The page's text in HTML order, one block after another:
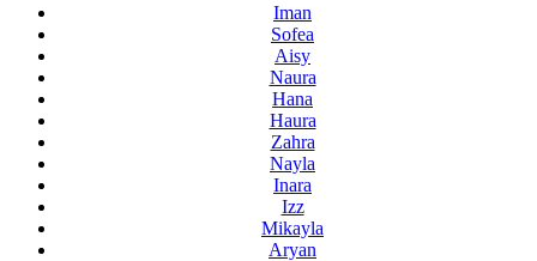
Iman
Sofea
Aisy
Naura
Hana
Haura
Zahra
Nayla
Inara
Izz
Mikayla
Aryan